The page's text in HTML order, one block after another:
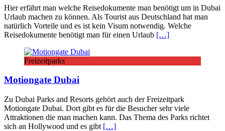
Hier erfährt man welche Reisedokumente man benötigt um in Dubai
Urlaub machen zu können. Als Tourist aus Deutschland hat man
natürlich Vorteile und es ist kein Visum notwendig. Welche
Reisedokumente benötigt man für einen Urlaub […]
Freizeitparks
Motiongate Dubai
Zu Dubai Parks and Resorts gehört auch der Freizeitpark
Motiongate Dubai. Dort gibt es für die Besucher sehr viele
Attraktionen die man machen kann. Das Thema des Parks richtet
sich an Hollywood und es gibt […]